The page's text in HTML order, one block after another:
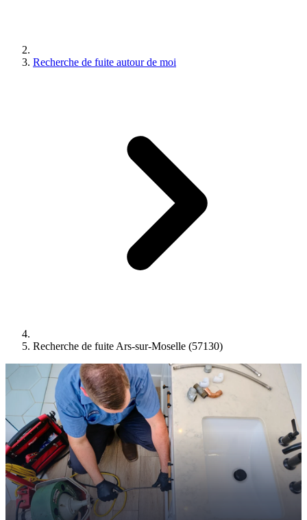
Recherche de fuite autour de moi
Recherche de fuite Ars-sur-Moselle (57130)